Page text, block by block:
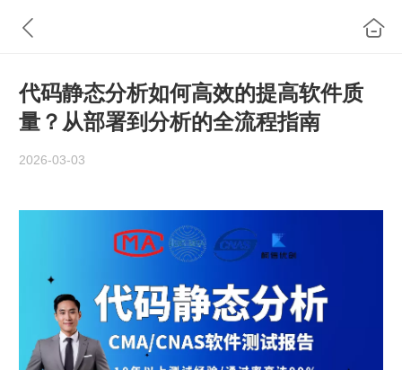
代码静态分析如何高效的提高软件质
量？从部署到分析的全流程指南
2026-03-03